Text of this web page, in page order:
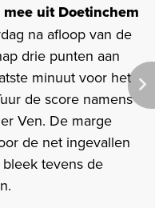
uit Doetinchem
na afloop van de
drie punten aan
minuut voor het
de score namens
Ven. De marge
de net ingevallen
tevens de